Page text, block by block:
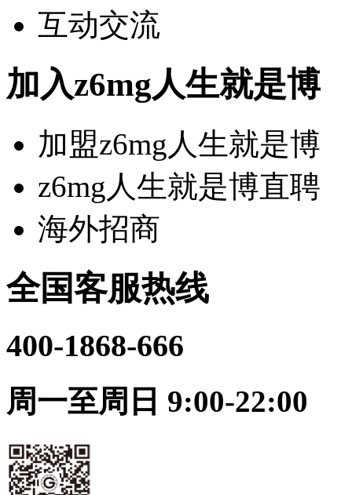
互动交流
加入z6mg人生就是博
加盟z6mg人生就是博
z6mg人生就是博直聘
海外招商
全国客服热线
400-1868-666
周一至周日 9:00-22:00